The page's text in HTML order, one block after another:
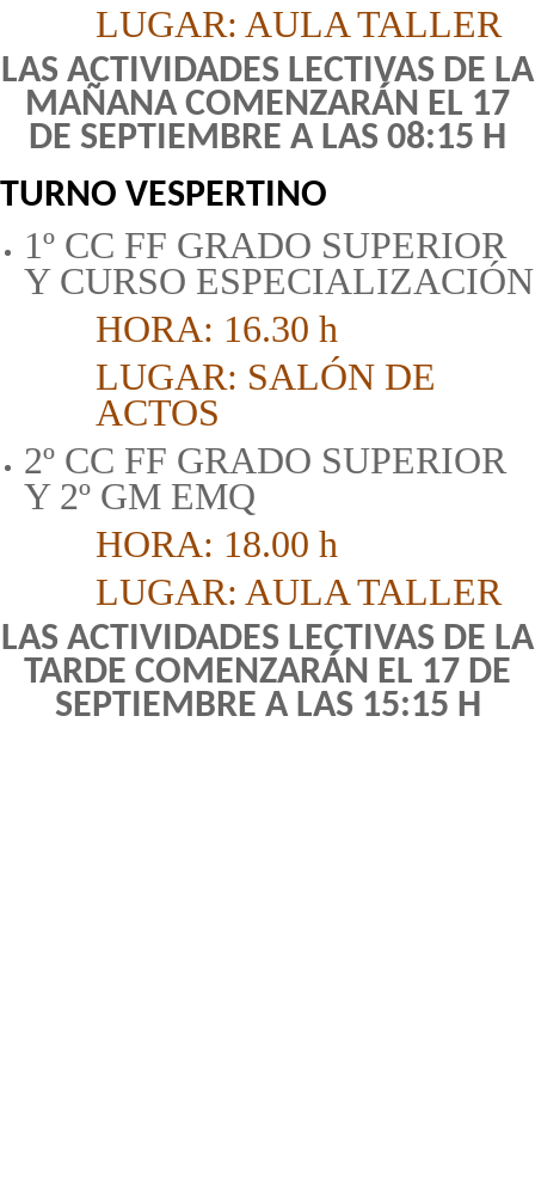
LUGAR: AULA TALLER
LAS ACTIVIDADES LECTIVAS DE LA
MAÑANA COMENZARÁN EL 17
DE SEPTIEMBRE A LAS 08:15 H
TURNO VESPERTINO
1º CC FF GRADO SUPERIOR
Y CURSO ESPECIALIZACIÓN
HORA: 16.30 h
LUGAR: SALÓN DE
ACTOS
2º CC FF GRADO SUPERIOR
Y 2º GM EMQ
HORA: 18.00 h
LUGAR: AULA TALLER
LAS ACTIVIDADES LECTIVAS DE LA
TARDE COMENZARÁN EL 17 DE
SEPTIEMBRE A LAS 15:15 H